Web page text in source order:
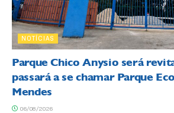
NOTÍCIAS
Parque Chico Anysio será
passará a se chamar Parque
Mendes
06/08/2026